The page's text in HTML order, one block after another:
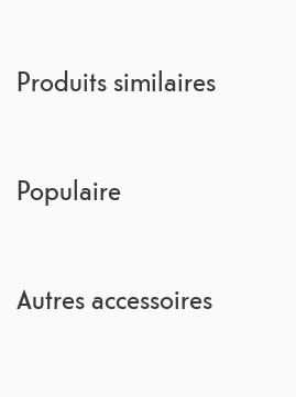
Produits similaires
Populaire
Autres accessoires